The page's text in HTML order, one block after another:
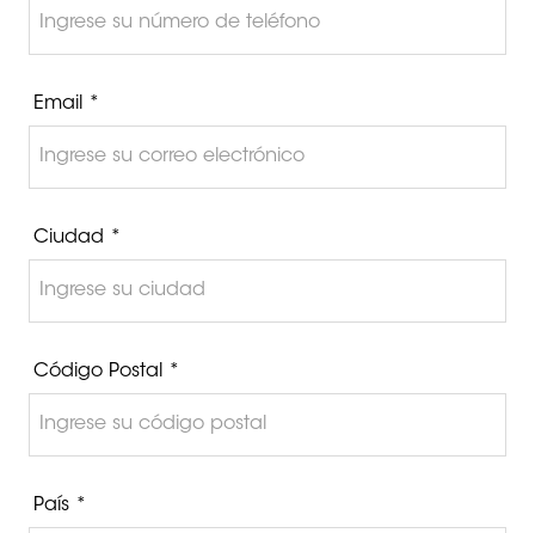
Email *
Ciudad *
Código Postal *
País *